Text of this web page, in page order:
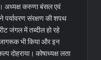
अध्यक्ष करुणा बंसल एवं
पर्यावरण संरक्षण की शपथ
जंगल में तब्दील हो रहे
जागरूक भी किया और इन
दोहराया।कोषाध्यक्ष लता